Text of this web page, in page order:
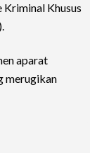
Kriminal Khusus
aparat
merugikan